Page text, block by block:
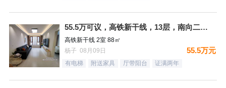
55.5万可议，高铁新干线，13层，南向二居，精装未住，满二
高铁新干线 2室 88㎡
杨子 08月09日
55.5万元
有电梯 附送家具 厅带阳台 证满两年